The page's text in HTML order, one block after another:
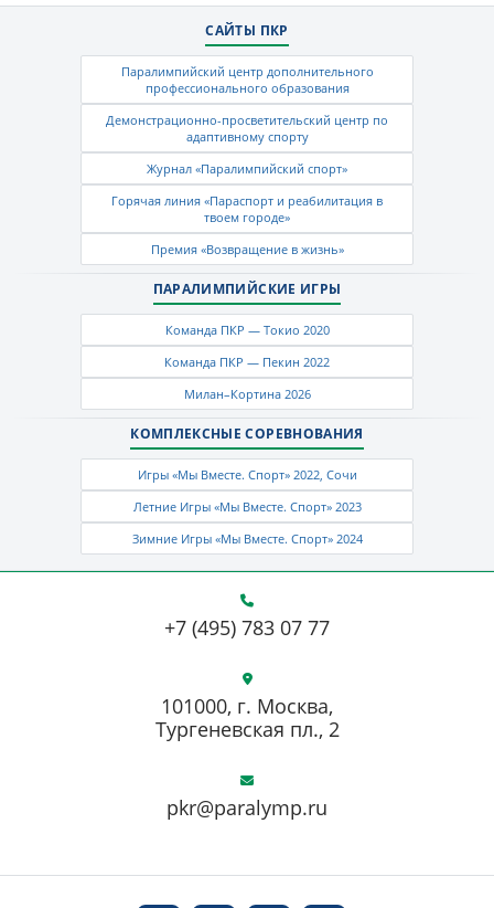
САЙТЫ ПКР
Паралимпийский центр дополнительного
профессионального образования
Демонстрационно-просветительский центр по
адаптивному спорту
Журнал «Паралимпийский спорт»
Горячая линия «Параспорт и реабилитация в
твоем городе»
Премия «Возвращение в жизнь»
ПАРАЛИМПИЙСКИЕ ИГРЫ
Команда ПКР — Токио 2020
Команда ПКР — Пекин 2022
Милан–Кортина 2026
КОМПЛЕКСНЫЕ СОРЕВНОВАНИЯ
Игры «Мы Вместе. Спорт» 2022, Сочи
Летние Игры «Мы Вместе. Спорт» 2023
Зимние Игры «Мы Вместе. Спорт» 2024
+7 (495) 783 07 77
pkr@paralymp.ru
101000, г. Москва,
Тургеневская пл., 2